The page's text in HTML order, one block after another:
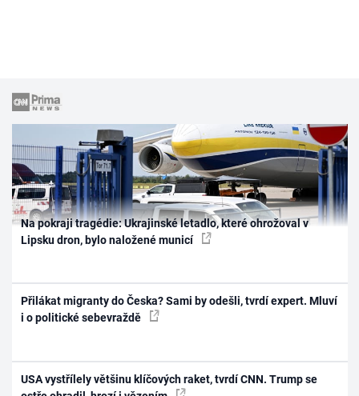
Na pokraji tragédie: Ukrajinské letadlo, které ohrožoval v
Lipsku dron, bylo naložené municí
Přilákat migranty do Česka? Sami by odešli, tvrdí expert. Mluví
i o politické sebevraždě
USA vystřílely většinu klíčových raket, tvrdí CNN. Trump se